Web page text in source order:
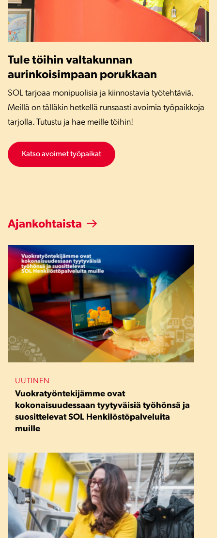
Tule töihin valtakunnan
aurinkoisimpaan porukkaan
SOL tarjoaa monipuolisia ja kiinnostavia työtehtäviä.
Meillä on tälläkin hetkellä runsaasti avoimia työpaikkoja
tarjolla. Tutustu ja hae meille töihin!
Katso avoimet työpaikat
Ajankohtaista
UUTINEN
Vuokratyöntekijämme ovat
kokonaisuudessaan tyytyväisiä työhönsä ja
suosittelevat SOL Henkilöstöpalveluita
muille